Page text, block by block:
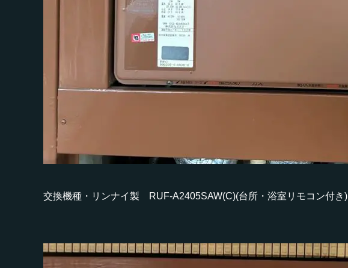
交換機種・リンナイ製 RUF-A2405SAW(C)(台所・浴室リモコン付き)